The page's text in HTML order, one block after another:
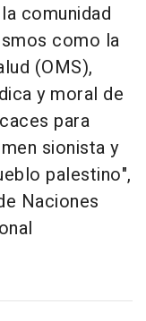
comunidad
como la
(OMS),
y moral de
para
sionista y
palestino",
Naciones